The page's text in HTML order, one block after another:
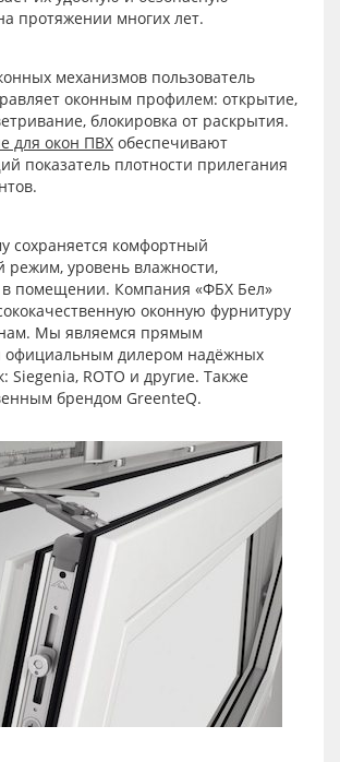
протяжении многих лет.
механизмов пользователь
оконным профилем: открытие,
блокировка от раскрытия.
для окон ПВХ обеспечивают
показатель плотности прилегания
сохраняется комфортный
режим, уровень влажности,
помещении. Компания «ФБХ Бел»
оконную фурнитуру
Мы являемся прямым
официальным дилером надёжных
Siegenia, ROTO и другие. Также
брендом GreenteQ.